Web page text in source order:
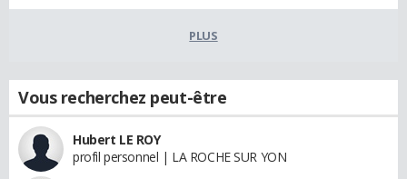
PLUS
Vous recherchez peut-être
Hubert LE ROY
profil personnel | LA ROCHE SUR YON